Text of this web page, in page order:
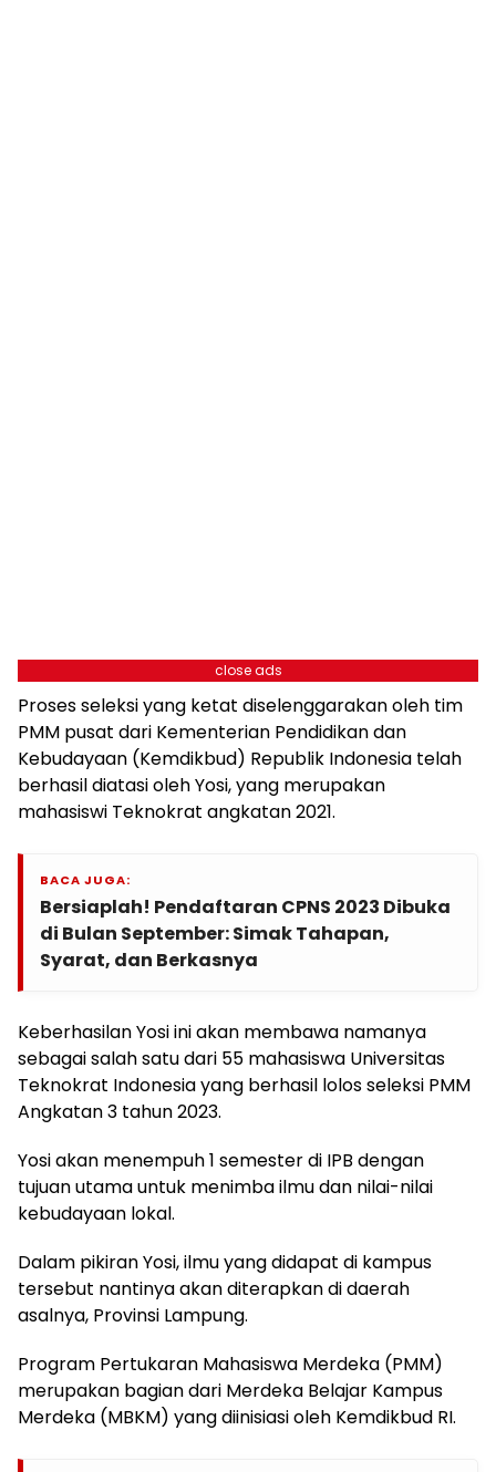
close ads
Proses seleksi yang ketat diselenggarakan oleh tim
PMM pusat dari Kementerian Pendidikan dan
Kebudayaan (Kemdikbud) Republik Indonesia telah
berhasil diatasi oleh Yosi, yang merupakan
mahasiswi Teknokrat angkatan 2021.
BACA JUGA:
Bersiaplah! Pendaftaran CPNS 2023 Dibuka
di Bulan September: Simak Tahapan,
Syarat, dan Berkasnya
Keberhasilan Yosi ini akan membawa namanya
sebagai salah satu dari 55 mahasiswa Universitas
Teknokrat Indonesia yang berhasil lolos seleksi PMM
Angkatan 3 tahun 2023.
Yosi akan menempuh 1 semester di IPB dengan
tujuan utama untuk menimba ilmu dan nilai-nilai
kebudayaan lokal.
Dalam pikiran Yosi, ilmu yang didapat di kampus
tersebut nantinya akan diterapkan di daerah
asalnya, Provinsi Lampung.
Program Pertukaran Mahasiswa Merdeka (PMM)
merupakan bagian dari Merdeka Belajar Kampus
Merdeka (MBKM) yang diinisiasi oleh Kemdikbud RI.